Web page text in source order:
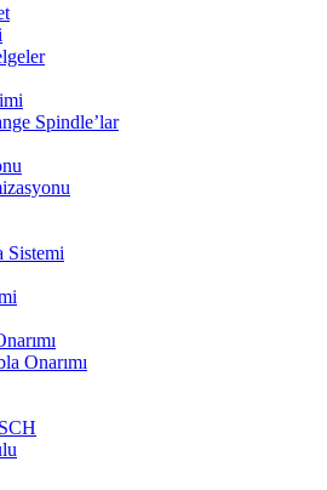
Spindle’lar
Sistemi
Onarımı